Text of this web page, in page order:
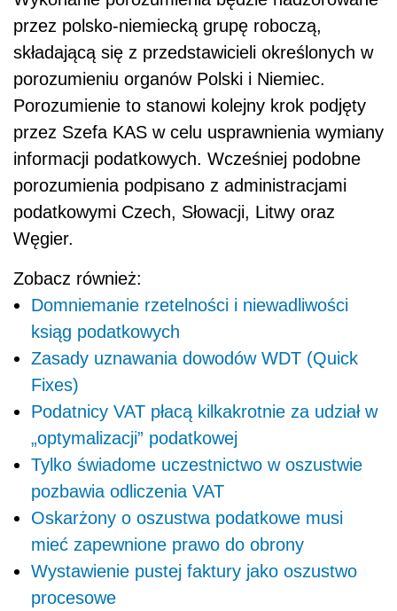
przez polsko-niemiecką grupę roboczą,
składającą się z przedstawicieli określonych w
porozumieniu organów Polski i Niemiec.
Porozumienie to stanowi kolejny krok podjęty
przez Szefa KAS w celu usprawnienia wymiany
informacji podatkowych. Wcześniej podobne
porozumienia podpisano z administracjami
podatkowymi Czech, Słowacji, Litwy oraz
Węgier.
Zobacz również:
Domniemanie rzetelności i niewadliwości
ksiąg podatkowych
Zasady uznawania dowodów WDT (Quick
Fixes)
Podatnicy VAT płacą kilkakrotnie za udział w
„optymalizacji” podatkowej
Tylko świadome uczestnictwo w oszustwie
pozbawia odliczenia VAT
Oskarżony o oszustwa podatkowe musi
mieć zapewnione prawo do obrony
Wystawienie pustej faktury jako oszustwo
procesowe